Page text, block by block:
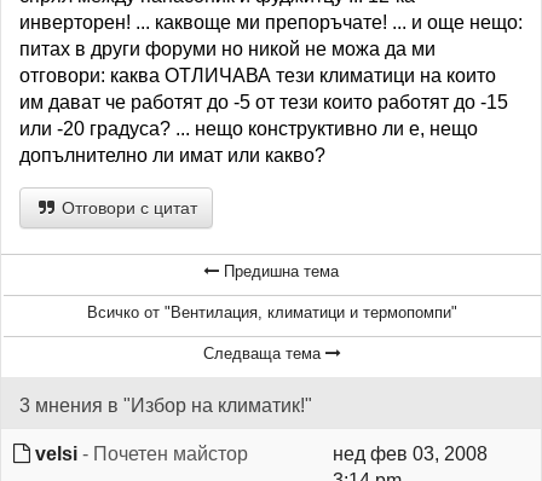
инверторен! ... каквоще ми препоръчате! ... и още нещо:
питах в други форуми но никой не можа да ми
отговори: каква ОТЛИЧАВА тези климатици на които
им дават че работят до -5 от тези които работят до -15
или -20 градуса? ... нещо конструктивно ли е, нещо
допълнително ли имат или какво?
Отговори с цитат
Предишна тема
Всичко от "Вентилация, климатици и термопомпи"
Следваща тема
3 мнения в "Избор на климатик!"
velsi - Почетен майстор
нед фев 03, 2008